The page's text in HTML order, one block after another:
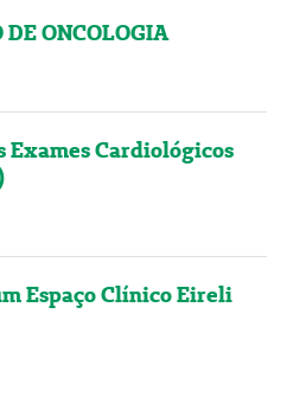
ONCOLOGIA
Exames Cardiológicos
Espaço Clínico Eireli